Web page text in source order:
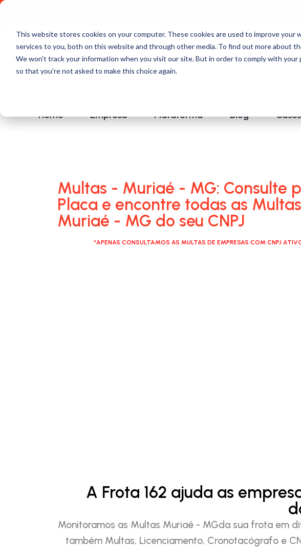
This website stores cookies on your computer. These cookies are used to improve your
services to you, both on this website and through other media. To find out more about
We won't track your information when you visit our site. But in order to comply with
so that you're not asked to make this choice again.
Home Empresa Plataforma Blog
Multas - Muriaé - MG: Consulte
Placa e encontre todas as
Muriaé - MG do seu CNPJ
*APENAS CONSULTAMOS AS MULTAS DE EMPRESAS COM CNPJ
A Frota 162 ajuda as
Monitoramos as Multas Muriaé - MGda sua frota em
também Multas, Licenciamento, Cronotacógrafo e